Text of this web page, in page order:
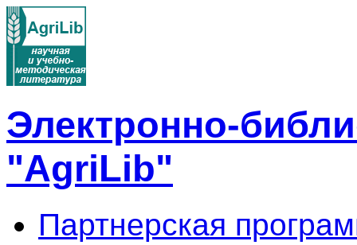
Электронно-
"AgriLib"
Партнерская